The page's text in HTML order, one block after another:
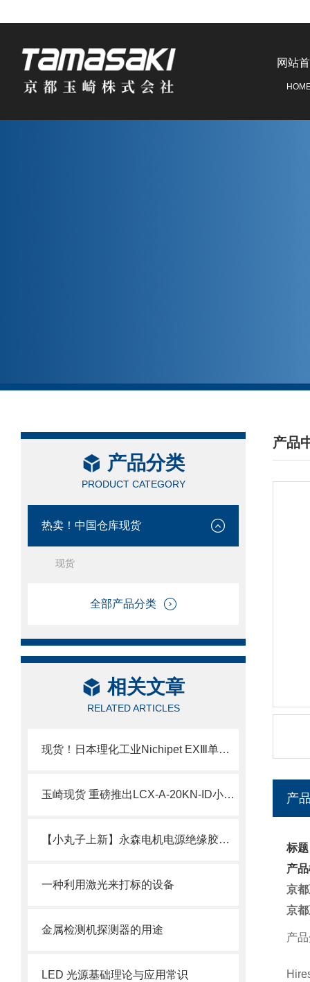
网站
产品分类
PRODUCT CATEGORY
热卖！中国仓库现货
现货
全部产品分类
相关文章
RELATED ARTICLES
现货！日本理化工业Nichipet EXⅢ单道可调移液器技术介绍
玉崎现货 重磅推出LCX-A-20KN-ID小型压缩式载荷传感器
【小丸子上新】永森电机电源绝缘胶套50AMP现货
一种利用激光来打标的设备
金属检测机探测器的用途
LED 光源基础理论与应用常识
产品
/
产
标
产
京
京
产